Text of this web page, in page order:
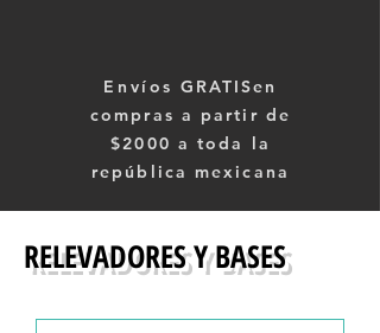
Envíos GRATISen
compras a partir de
$2000 a toda la
república mexicana
RELEVADORES Y BASES